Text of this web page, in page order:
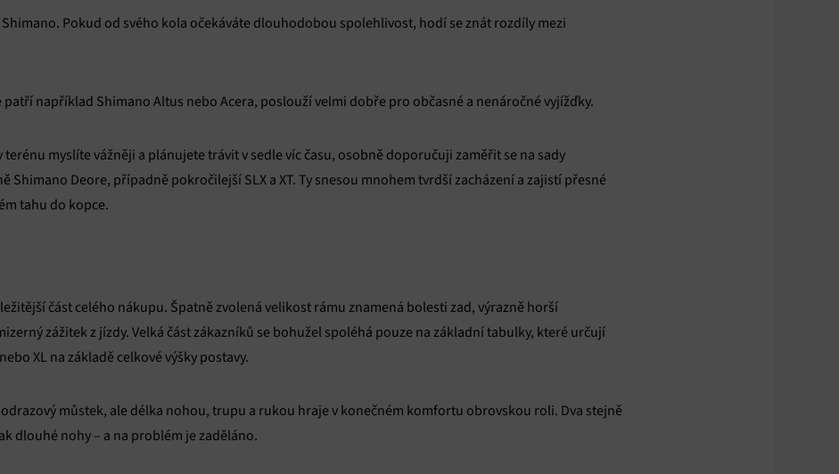
Pokud od svého kola očekáváte dlouhodobou spolehlivost, hodí se znát rozdíly mezi
patří například Shimano Altus nebo Acera, poslouží velmi dobře pro občasné a nenáročné vyjížďky.
terénu myslíte vážněji a plánujete trávit v sedle víc času, osobně doporučuji zaměřit se na sady
Shimano Deore, případně pokročilejší SLX a XT. Ty snesou mnohem tvrdší zacházení a zajistí přesné
tahu do kopce.
část celého nákupu. Špatně zvolená velikost rámu znamená bolesti zad, výrazně horší
zážitek z jízdy. Velká část zákazníků se bohužel spoléhá pouze na základní tabulky, které určují
XL na základě celkové výšky postavy.
můstek, ale délka nohou, trupu a rukou hraje v konečném komfortu obrovskou roli. Dva stejně
dlouhé nohy – a na problém je zaděláno.